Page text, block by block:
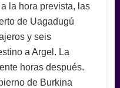
la hora prevista, las
de Uagadugú
y seis
a Argel. La
horas después.
de Burkina